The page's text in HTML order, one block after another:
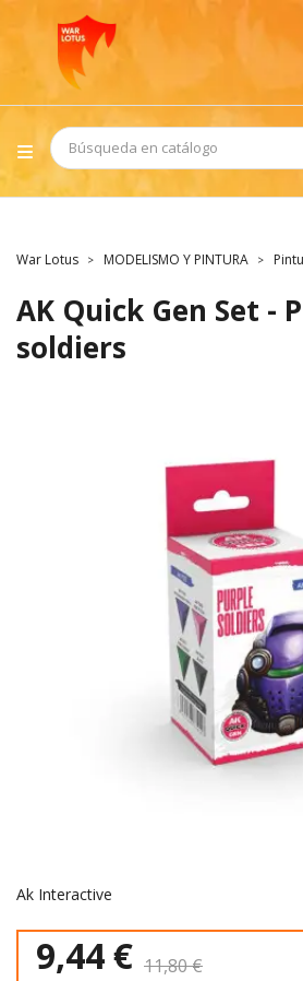
War Lotus MODELISMO Y PINTURA
AK Quick Gen Set -
soldiers
Ak Interactive
9,44 € 11,80 €